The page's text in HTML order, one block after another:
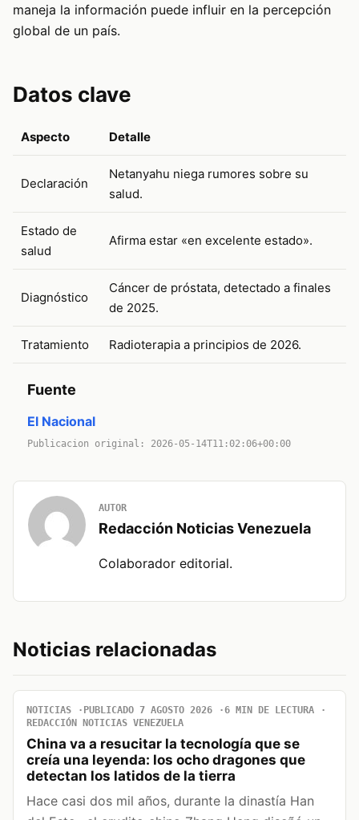
maneja la información puede influir en la percepción
global de un país.
Datos clave
Aspecto Detalle
Declaración
Netanyahu niega rumores sobre su
salud.
Estado de
salud
Afirma estar «en excelente estado».
Diagnóstico
Cáncer de próstata, detectado a finales
de 2025.
Tratamiento Radioterapia a principios de 2026.
Fuente
El Nacional
Publicacion original: 2026-05-14T11:02:06+00:00
AUTOR
Redacción Noticias Venezuela
Colaborador editorial.
Noticias relacionadas
NOTICIAS PUBLICADO 7 AGOSTO 2026
6 MIN DE LECTURA
REDACCIÓN NOTICIAS VENEZUELA
China va a resucitar la tecnología que se
creía una leyenda: los ocho dragones que
detectan los latidos de la tierra
Hace casi dos mil años, durante la dinastía Han